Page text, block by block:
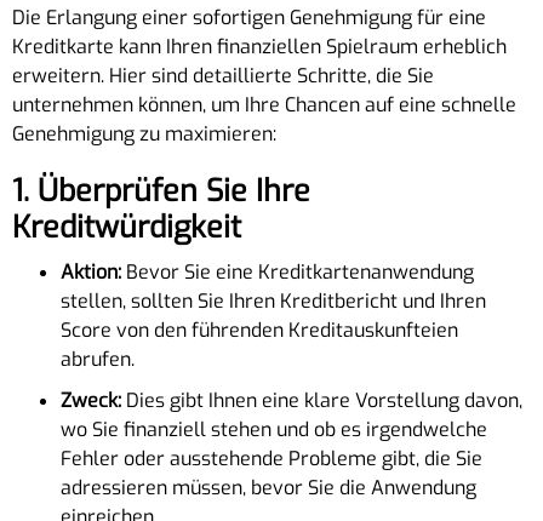
Die Erlangung einer sofortigen Genehmigung für eine
Kreditkarte kann Ihren finanziellen Spielraum erheblich
erweitern. Hier sind detaillierte Schritte, die Sie
unternehmen können, um Ihre Chancen auf eine schnelle
Genehmigung zu maximieren:
1. Überprüfen Sie Ihre
Kreditwürdigkeit
Aktion: Bevor Sie eine Kreditkartenanwendung
stellen, sollten Sie Ihren Kreditbericht und Ihren
Score von den führenden Kreditauskunfteien
abrufen.
Zweck: Dies gibt Ihnen eine klare Vorstellung davon,
wo Sie finanziell stehen und ob es irgendwelche
Fehler oder ausstehende Probleme gibt, die Sie
adressieren müssen, bevor Sie die Anwendung